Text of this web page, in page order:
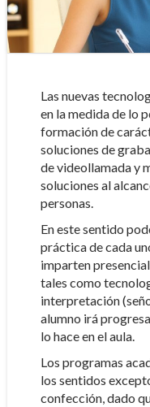
Las nuevas
en la medida de lo
formación de
soluciones de
de videollamada y
soluciones al
personas.
En este sentido
práctica de cada
imparten
tales como
interpretación
alumno irá
lo hace en el aula.
Los programas
los sentidos
confección, dado